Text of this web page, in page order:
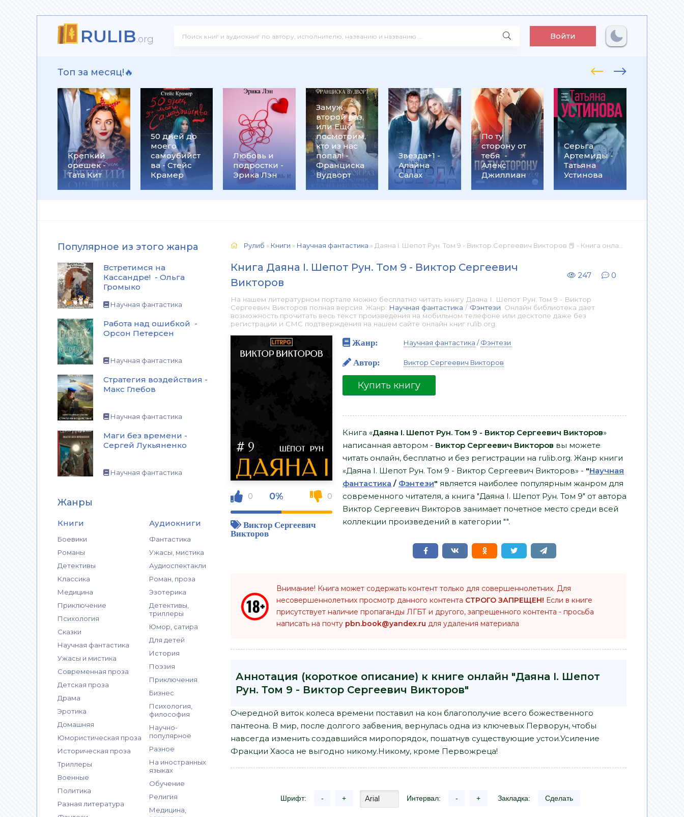
RULIB.org Войти
Топ за месяц!🔥
Крепкий
орешек -
Тата Кит
50 дней до
моего
самоубийст
ва - Стейс
Крамер
Любовь и
подростки -
Эрика Лэн
Замуж
второй раз,
или Ещё
посмотрим,
кто из нас
попал! -
Франциска
Вудворт
Звезда+1 -
Алайна
Салах
По ту
сторону от
тебя -
Алекс
Джиллиан
Серьга
Артемиды -
Татьяна
Устинова
на
- Ольга
Громыко
Популярное из этого жанра
Встретимся на
Кассандре! - Ольга
Громыко
Научная фантастика
Работа над ошибкой -
Орсон Петерсен
Научная фантастика
Стратегия воздействия -
Макс Глебов
Научная фантастика
Маги без времени -
Сергей Лукьяненко
Научная фантастика
Жанры
Книги
Боевики
Романы
Детективы
Классика
Медицина
Приключение
Психология
Сказки
Научная фантастика
Ужасы и мистика
Современная проза
Детская проза
Драма
Эротика
Домашняя
Юмористическая проза
Историческая проза
Триллеры
Военные
Политика
Разная литература
Аудиокниги
Фантастика
Ужасы, мистика
Аудиоспектакли
Роман, проза
Эзотерика
Детективы,
триллеры
Юмор, сатира
Для детей
История
Поэзия
Приключения
Бизнес
Психология,
философия
Научно-
популярное
Разное
На иностранных
языках
Обучение
Религия
Медицина,
Рулиб » Книги » Научная фантастика » Даяна I. Шепот Рун. Том 9 - Виктор Сергеевич Викторов 📕 - Книга онлайн бесплатно
Книга Даяна I. Шепот Рун. Том 9 - Виктор Сергеевич
Викторов
247 0
На нашем литературном портале можно бесплатно читать книгу Даяна I. Шепот Рун. Том 9 - Виктор
Сергеевич Викторов полная версия. Жанр: Научная фантастика / Фэнтези . Онлайн библиотека дает
возможность прочитать весь текст произведения на мобильном телефоне или десктопе даже без
регистрации и СМС подтверждения на нашем сайте онлайн книг rulib.org.
0 0% 0
Виктор Сергеевич
Викторов
Жанр: Научная фантастика /Фэнтези
Автор: Виктор Сергеевич Викторов
Купить книгу
Книга «Даяна I. Шепот Рун. Том 9 - Виктор Сергеевич Викторов»
написанная автором - Виктор Сергеевич Викторов вы можете
читать онлайн, бесплатно и без регистрации на rulib.org. Жанр книги
«Даяна I. Шепот Рун. Том 9 - Виктор Сергеевич Викторов» - "Научная
фантастика / Фэнтези" является наиболее популярным жанром для
современного читателя, а книга "Даяна I. Шепот Рун. Том 9" от автора
Виктор Сергеевич Викторов занимает почетное место среди всей
коллекции произведений в категории "".
Внимание! Книга может содержать контент только для совершеннолетних. Для
несовершеннолетних просмотр данного контента СТРОГО ЗАПРЕЩЕН! Если в книге
присутствует наличие пропаганды ЛГБТ и другого, запрещенного контента - просьба
написать на почту pbn.book@yandex.ru для удаления материала
Аннотация (короткое описание) к книге онлайн "Даяна I. Шепот
Рун. Том 9 - Виктор Сергеевич Викторов"
Очередной виток колеса времени поставил на кон благополучие всего божественного
пантеона. В мир, после долгого забвения, вернулась одна из ключевых Перворун, чтобы
навсегда изменить создавшийся миропорядок, пошатнув существующие устои.Усиление
Фракции Хаоса не выгодно никому.Никому, кроме Первожреца!
Шрифт: - + Интервал: - + Закладка: Сделать
- Ольга Громыко
Петерсен
Глебов
Лукьяненко